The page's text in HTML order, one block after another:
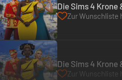
Die Sims 4 Krone
Zur Wunschliste
Die Sims 4 Krone
Zur Wunschliste